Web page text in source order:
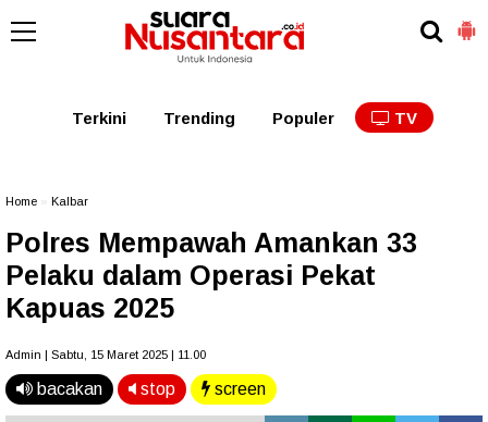
Kalbar Kalteng
Terkini Trending Populer TV
Home Kalbar
Polres Mempawah Amankan 33
Pelaku dalam Operasi Pekat
Kapuas 2025
Admin | Sabtu, 15 Maret 2025 | 11.00
bacakan stop screen